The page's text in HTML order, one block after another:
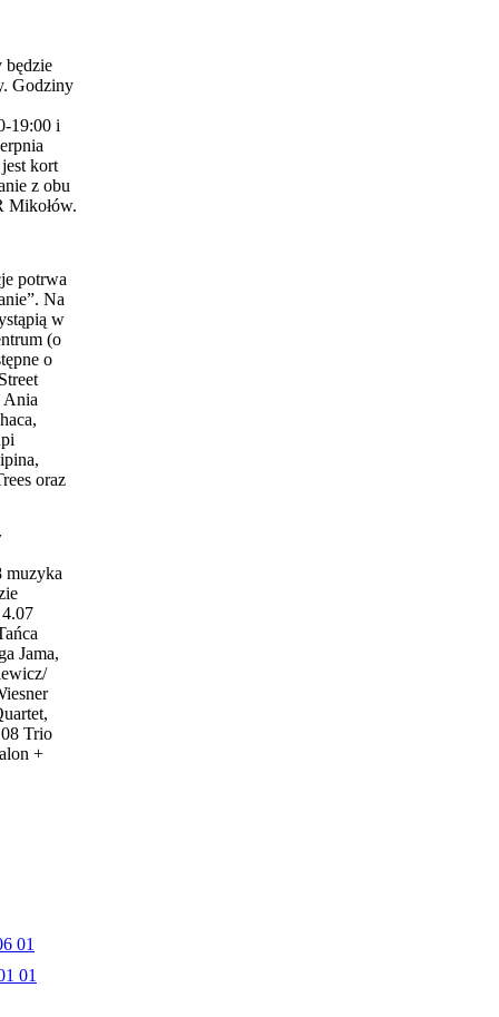
będzie
Godziny
19:00 i
kort
z obu
Mikołów.
potrwa
Na
w
(o
o
Ania
oraz
muzyka
Jama,
Trio
+